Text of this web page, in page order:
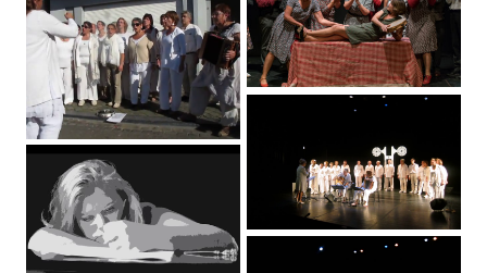
La Scatola – Teaser (Janvier 2019)
Mamma mia dammi cento lire – Voix sur Meuse – Septembre 2012
Me compare Giacometo – Espace Duesberg – Janvier 2014
Messe –Composition Line Adam